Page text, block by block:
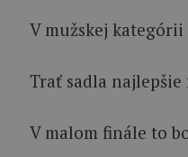
V mužskej
Trať sadla
V malom finále to